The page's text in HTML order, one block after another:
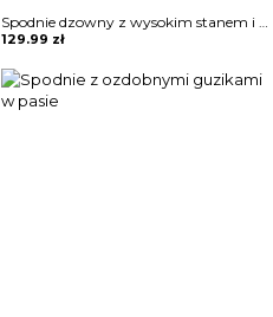
Spodnie dzowny z wysokim stanem i wiązaniem w pasie
129.99 zł